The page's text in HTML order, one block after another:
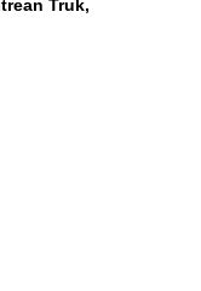
Truk,